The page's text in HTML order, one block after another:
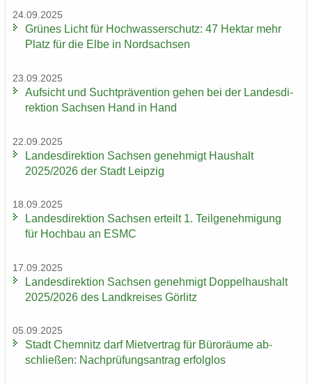
24.09.2025
Grü­nes Licht für Hoch­was­ser­schutz: 47 Hekt­ar mehr
Platz für die Elbe in Nord­sach­sen
23.09.2025
Auf­sicht und Sucht­prä­ven­ti­on gehen bei der Lan­des­di­
rek­ti­on Sach­sen Hand in Hand
22.09.2025
Lan­des­di­rek­ti­on Sach­sen ge­neh­migt Haus­halt
2025/2026 der Stadt Leip­zig
18.09.2025
Lan­des­di­rek­ti­on Sach­sen er­teilt 1. Teil­ge­neh­mi­gung
für Hoch­bau an ESMC
17.09.2025
Lan­des­di­rek­ti­on Sach­sen ge­neh­migt Dop­pel­haus­halt
2025/2026 des Land­krei­ses Gör­litz
05.09.2025
Stadt Chem­nitz darf Miet­ver­trag für Bü­ro­räu­me ab­
schlie­ßen: Nach­prü­fungs­an­trag er­folg­los